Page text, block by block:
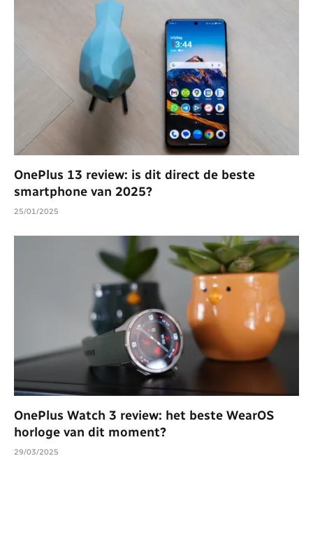
OnePlus 13 review: is dit direct de beste
smartphone van 2025?
25/01/2025
OnePlus Watch 3 review: het beste WearOS
horloge van dit moment?
29/03/2025